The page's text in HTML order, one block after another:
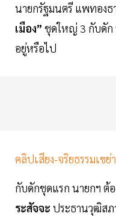
นายกรัฐมนตรี แพทองธ
เมือง” ชุดใหญ่ 3 กับดัก
อยู่หรือไป
คลิปเสียง-จริยธรรมเขย่
กับดักชุดแรก นายกฯ ต้
ระสัจจะ ประธานวุฒิสภ